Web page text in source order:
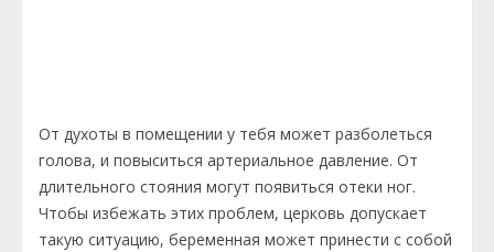
От духоты в помещении у тебя может разболеться
голова, и повыситься артериальное давление. От
длительного стояния могут появиться отеки ног.
Чтобы избежать этих проблем, церковь допускает
такую ситуацию, беременная может принести с собой